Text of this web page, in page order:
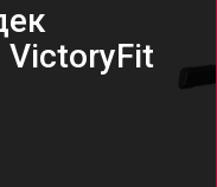
VictoryFit